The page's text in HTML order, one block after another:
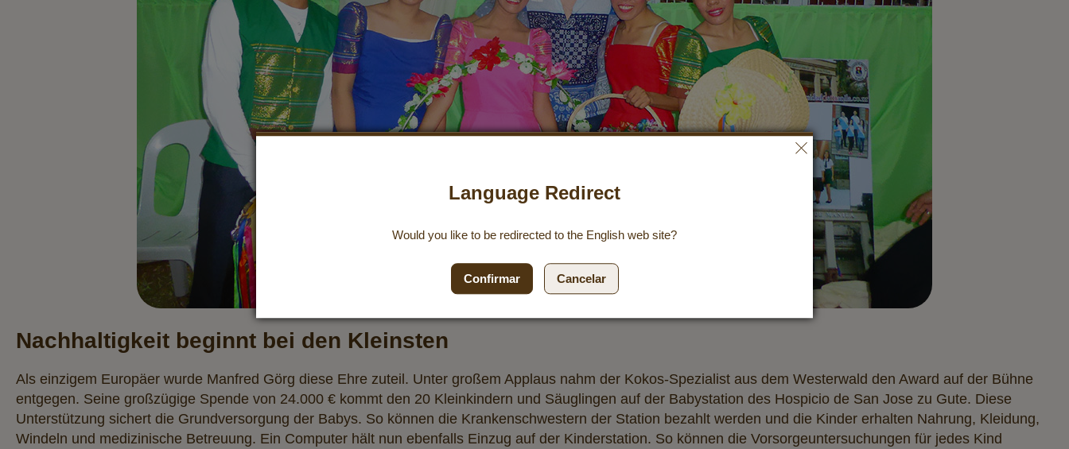
Nachhaltigkeit beginnt bei den Kleinsten
Als einzigem Europäer wurde Manfred Görg diese Ehre zuteil. Unter großem Applaus nahm der Kokos-Spezialist aus dem Westerwald den Award auf der Bühne
entgegen. Seine großzügige Spende von 24.000 € kommt den 20 Kleinkindern und Säuglingen auf der Babystation des Hospicio de San Jose zu Gute. Diese
Unterstützung sichert die Grundversorgung der Babys. So können die Krankenschwestern der Station bezahlt werden und die Kinder erhalten Nahrung, Kleidung,
Windeln und medizinische Betreuung. Ein Computer hält nun ebenfalls Einzug auf der Kinderstation. So können die Vorsorgeuntersuchungen für jedes Kind
Language Redirect
Would you like to be redirected to the English web site?
Confirmar Cancelar